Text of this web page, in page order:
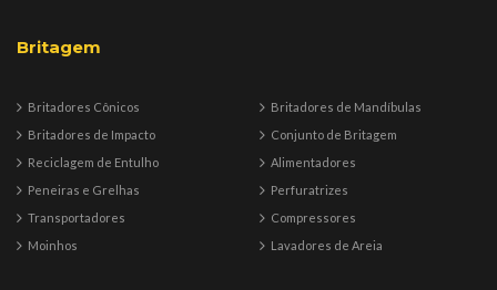
Britagem
Britadores Cônicos
Britadores de Impacto
Reciclagem de Entulho
Peneiras e Grelhas
Transportadores
Moinhos
Britadores de Mandíbulas
Conjunto de Britagem
Alimentadores
Perfuratrizes
Compressores
Lavadores de Areia